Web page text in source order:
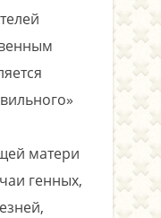
матери
генных,